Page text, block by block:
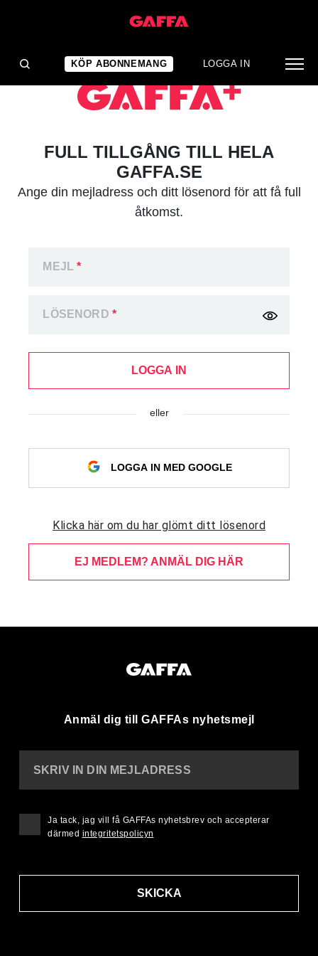
KÖP ABONNEMANG LOGGA IN
FULL TILLGÅNG TILL HELA
GAFFA.SE
Ange din mejladress och ditt lösenord för att få full
åtkomst.
MEJL*
LÖSENORD *
LOGGA IN
eller
LOGGA IN MED GOOGLE
Klicka här om du har glömt ditt lösenord
EJ MEDLEM? ANMÄL DIG HÄR
Anmäl dig till GAFFAs nyhetsmejl
SKRIV IN DIN MEJLADRESS
SKICKA
Ja tack, jag vill få GAFFAs nyhetsbrev och accepterar
därmed integritetspolicyn